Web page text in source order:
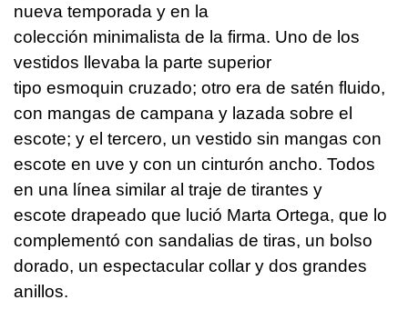
nueva temporada y en la
colección minimalista de la firma. Uno de los
vestidos llevaba la parte superior
tipo esmoquin cruzado; otro era de satén fluido,
con mangas de campana y lazada sobre el
escote; y el tercero, un vestido sin mangas con
escote en uve y con un cinturón ancho. Todos
en una línea similar al traje de tirantes y
escote drapeado que lució Marta Ortega, que lo
complementó con sandalias de tiras, un bolso
dorado, un espectacular collar y dos grandes
anillos.